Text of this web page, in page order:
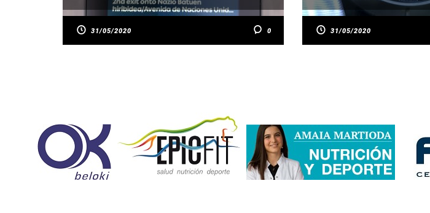
31/05/2020 0 31/05/2020